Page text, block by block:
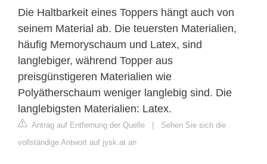
Die Haltbarkeit eines Toppers hängt auch von
seinem Material ab. Die teuersten Materialien,
häufig Memoryschaum und Latex, sind
langlebiger, während Topper aus
preisgünstigeren Materialien wie
Polyätherschaum weniger langlebig sind. Die
langlebigsten Materialien: Latex.
Antrag auf Entfernung der Quelle | Sehen Sie sich die
vollständige Antwort auf jysk.at an